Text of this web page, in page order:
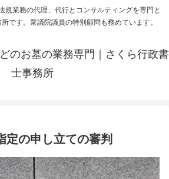
規業務の代理、代行とコンサルティングを専門と
です。衆議院議員の特別顧問も務めています。
のお墓の業務専門｜さくら行政書
士事務所
定の申し立ての審判